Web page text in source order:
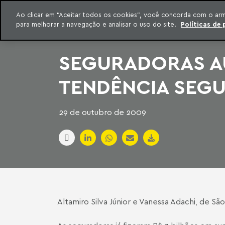
para o conteúdo
Machado Meyer
INTELIGÊNCIA JURÍDICA
CONTEÚDO EXCLUSIVO MACHADO MEYER ADVOGADOS
SEGURADORAS
TENDÊNCIA
29 de outubro de 2009
Altamiro Silva Júnior e Vanessa Adachi, de
Ao clicar em “Aceitar todos os cookies”, você concorda com o
para melhorar a navegação e analisar o uso do site.
Políticas de